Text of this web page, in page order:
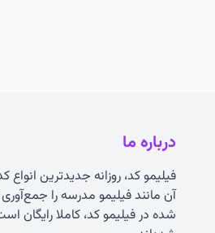
درباره ما
فیلیمو کد، روزانه جدیدترین انواع
آن مانند فیلیمو مدرسه را
شده در فیلیمو کد، کاملا